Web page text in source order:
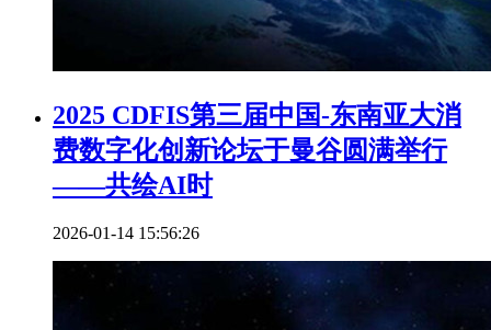
2025 CDFIS第三届中国-东南亚大消
费数字化创新论坛于曼谷圆满举行
——共绘AI时
2026-01-14 15:56:26